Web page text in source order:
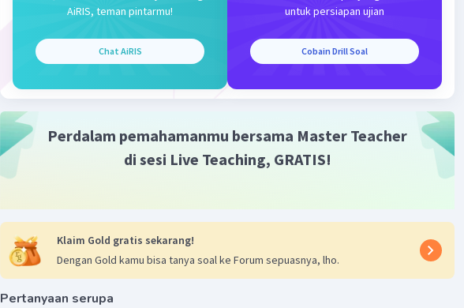
AiRIS, teman pintarmu!
Chat AiRIS
untuk persiapan ujian
Cobain Drill Soal
Perdalam pemahamanmu bersama Master Teacher
di sesi Live Teaching, GRATIS!
Klaim Gold gratis sekarang!
Dengan Gold kamu bisa tanya soal ke Forum sepuasnya, lho.
Pertanyaan serupa